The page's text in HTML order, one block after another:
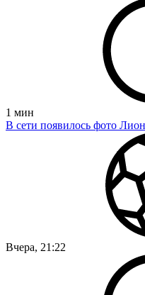
1 мин
В сети появилось фото
Вчера, 21:22